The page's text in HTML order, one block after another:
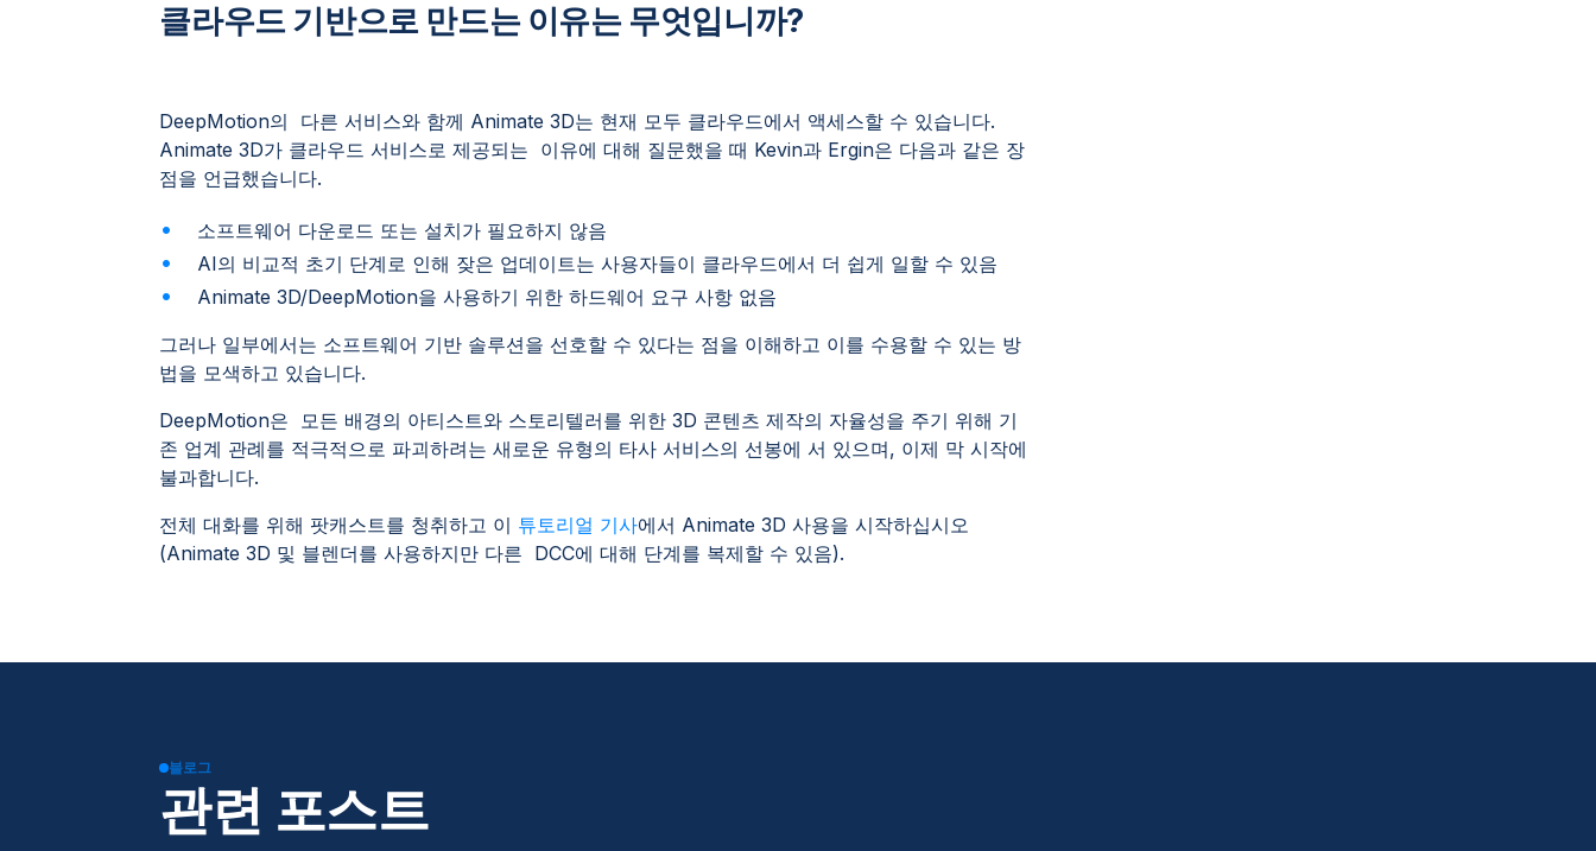
클라우드 기반으로 만드는 이유는 무엇입니까?
DeepMotion의 다른 서비스와 함께 Animate 3D는 현재 모두 클라우드에서 액세스할 수 있습니다.
Animate 3D가 클라우드 서비스로 제공되는 이유에 대해 질문했을 때 Kevin과 Ergin은 다음과 같은 장
점을 언급했습니다.
소프트웨어 다운로드 또는 설치가 필요하지 않음
AI의 비교적 초기 단계로 인해 잦은 업데이트는 사용자들이 클라우드에서 더 쉽게 일할 수 있음
Animate 3D/DeepMotion을 사용하기 위한 하드웨어 요구 사항 없음
그러나 일부에서는 소프트웨어 기반 솔루션을 선호할 수 있다는 점을 이해하고 이를 수용할 수 있는 방
법을 모색하고 있습니다.
DeepMotion은 모든 배경의 아티스트와 스토리텔러를 위한 3D 콘텐츠 제작의 자율성을 주기 위해 기
존 업계 관례를 적극적으로 파괴하려는 새로운 유형의 타사 서비스의 선봉에 서 있으며, 이제 막 시작에
불과합니다.
전체 대화를 위해 팟캐스트를 청취하고 이 튜토리얼 기사에서 Animate 3D 사용을 시작하십시오
(Animate 3D 및 블렌더를 사용하지만 다른 DCC에 대해 단계를 복제할 수 있음).
블로그
관련 포스트